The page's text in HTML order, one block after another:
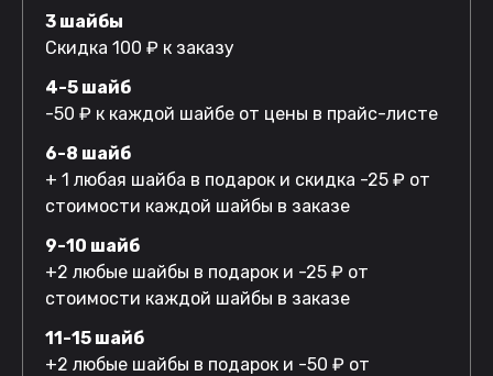
3 шайбы
Скидка 100 ₽ к заказу
4-5 шайб
-50 ₽ к каждой шайбе от цены в прайс-листе
6-8 шайб
+ 1 любая шайба в подарок и скидка -25 ₽ от
стоимости каждой шайбы в заказе
9-10 шайб
+2 любые шайбы в подарок и -25 ₽ от
стоимости каждой шайбы в заказе
11-15 шайб
+2 любые шайбы в подарок и -50 ₽ от